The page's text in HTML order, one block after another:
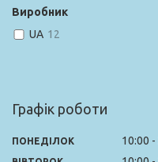
Виробник
UA 12
Графік роботи
ПОНЕДІЛОК 10:00